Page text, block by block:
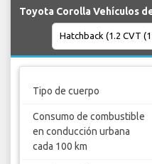
Toyota Corolla Vehículos
Tipo de cuerpo
Consumo de combustible
en conducción urbana
cada 100 km